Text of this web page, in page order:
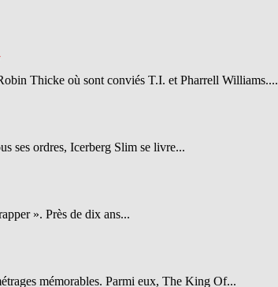
Thicke où sont conviés T.I. et Pharrell Williams....
ses ordres, Icerberg Slim se livre...
». Près de dix ans...
mémorables. Parmi eux, The King Of...